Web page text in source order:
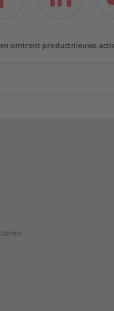
omtrent productnieuws,